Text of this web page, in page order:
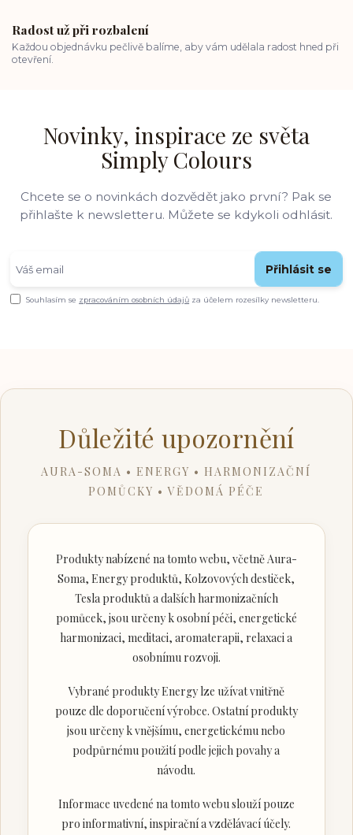
Radost už při rozbalení
Každou objednávku pečlivě balíme, aby vám udělala radost hned při
otevření.
Novinky, inspirace ze světa
Simply Colours
Chcete se o novinkách dozvědět jako první? Pak se
přihlašte k newsletteru. Můžete se kdykoli odhlásit.
Přihlásit se
Souhlasím se zpracováním osobních údajů za účelem rozesílky newsletteru.
Důležité upozornění
AURA-SOMA • ENERGY • HARMONIZAČNÍ
POMŮCKY • VĚDOMÁ PÉČE
Produkty nabízené na tomto webu, včetně Aura-
Soma, Energy produktů, Kolzovových destiček,
Tesla produktů a dalších harmonizačních
pomůcek, jsou určeny k osobní péči, energetické
harmonizaci, meditaci, aromaterapii, relaxaci a
osobnímu rozvoji.
Vybrané produkty Energy lze užívat vnitřně
pouze dle doporučení výrobce. Ostatní produkty
jsou určeny k vnějšímu, energetickému nebo
podpůrnému použití podle jejich povahy a
návodu.
Informace uvedené na tomto webu slouží pouze
pro informativní, inspirační a vzdělávací účely.